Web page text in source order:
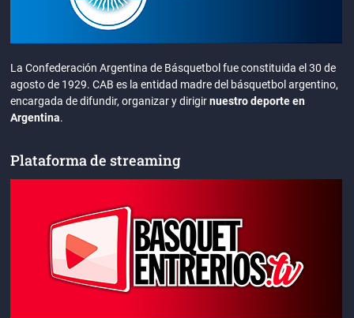
La Confederación Argentina de Básquetbol fue constituida el 30 de
agosto de 1929. CAB es la entidad madre del básquetbol argentino,
encargada de difundir, organizar y dirigirnuestro deporte en
Argentina.
Plataforma de streaming